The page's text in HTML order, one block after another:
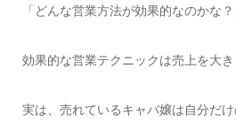
「どんな営業方法が効果的なのかな？
効果的な営業テクニックは売上を大き
実は、売れているキャバ嬢は自分だ